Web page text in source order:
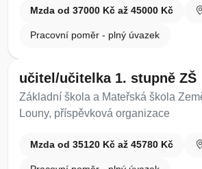
Mzda od 37000 Kč až 45000 Kč
Pracovní poměr - plný úvazek
učitel/učitelka 1. stupně ZŠ
Základní škola a Mateřská škola
Louny, příspěvková organizace
Mzda od 35120 Kč až 45780 Kč